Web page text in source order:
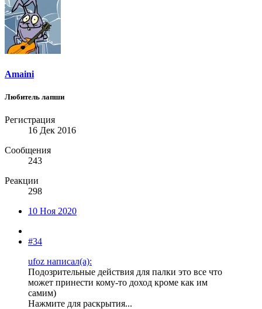
Amaini
Любитель лапши
Регистрация
16 Дек 2016
Сообщения
243
Реакции
298
10 Ноя 2020
#34
ufoz написал(а):
Подозрительные действия для палки это все что
может принести кому-то доход кроме как им
самим)
Нажмите для раскрытия...